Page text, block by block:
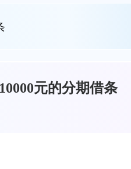
元的分期借条